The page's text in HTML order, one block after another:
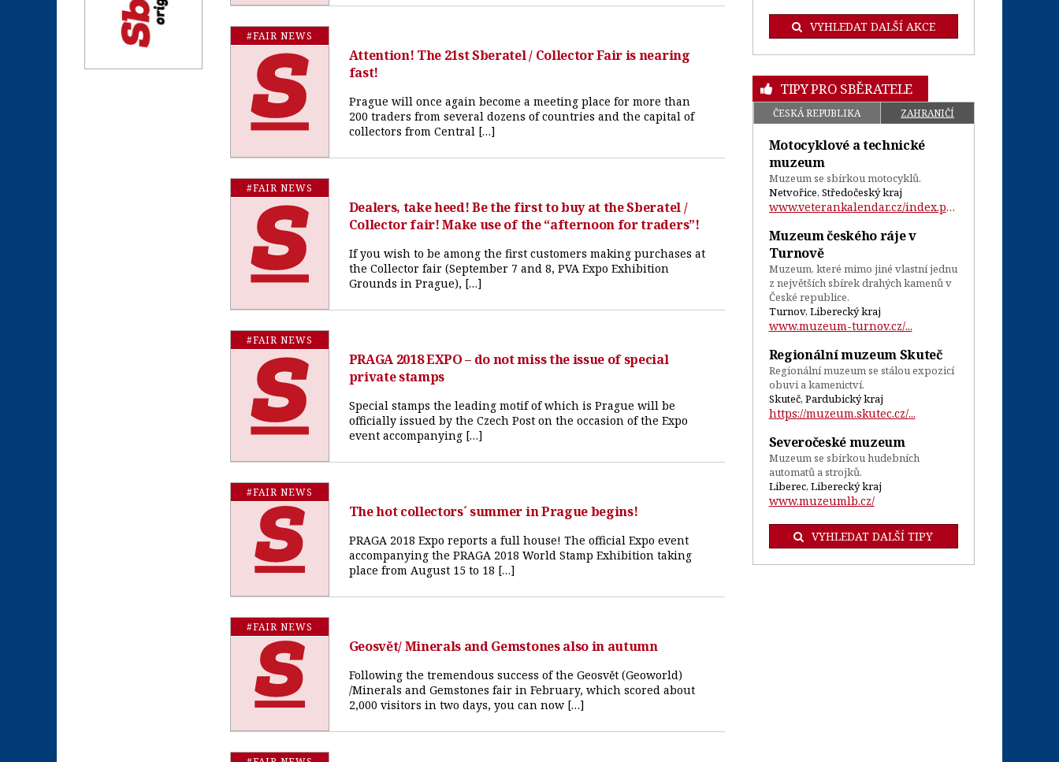
#FAIR NEWS
Attention! The 21st Sberatel / Collector Fair is nearing
fast!
Prague will once again become a meeting place for more than
200 traders from several dozens of countries and the capital of
collectors from Central […]
#FAIR NEWS
Dealers, take heed! Be the first to buy at the Sberatel /
Collector fair! Make use of the “afternoon for traders”!
If you wish to be among the first customers making purchases at
the Collector fair (September 7 and 8, PVA Expo Exhibition
Grounds in Prague), […]
#FAIR NEWS
PRAGA 2018 EXPO – do not miss the issue of special
private stamps
Special stamps the leading motif of which is Prague will be
officially issued by the Czech Post on the occasion of the Expo
event accompanying […]
#FAIR NEWS
The hot collectors´ summer in Prague begins!
PRAGA 2018 Expo reports a full house! The official Expo event
accompanying the PRAGA 2018 World Stamp Exhibition taking
place from August 15 to 18 […]
#FAIR NEWS
Geosvět/ Minerals and Gemstones also in autumn
Following the tremendous success of the Geosvět (Geoworld)
/Minerals and Gemstones fair in February, which scored about
2,000 visitors in two days, you can now […]
VYHLEDAT DALŠÍ AKCE
TIPY PRO SBĚRATELE
ČESKÁ REPUBLIKA ZAHRANIČÍ
Motocyklové a technické
muzeum
Muzeum se sbírkou motocyklů.
Netvořice, Středočeský kraj
www.veterankalendar.cz/index.php?id=5&am...
Muzeum českého ráje v
Turnově
Muzeum, které mimo jiné vlastní jednu
z největších sbírek drahých kamenů v
České republice.
Turnov, Liberecký kraj
www.muzeum-turnov.cz/...
Regionální muzeum Skuteč
Regionální muzeum se stálou expozicí
obuvi a kamenictví.
Skuteč, Pardubický kraj
https://muzeum.skutec.cz/...
Severočeské muzeum
Muzeum se sbírkou hudebních
automatů a strojků.
Liberec, Liberecký kraj
www.muzeumlb.cz/
VYHLEDAT DALŠÍ TIPY